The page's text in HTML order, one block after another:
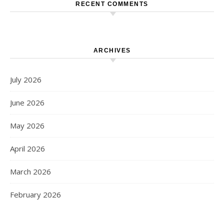
RECENT COMMENTS
ARCHIVES
July 2026
June 2026
May 2026
April 2026
March 2026
February 2026